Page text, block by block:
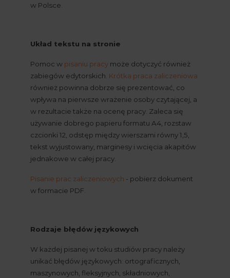
w Polsce.
Układ tekstu na stronie
Pomoc w pisaniu pracy może dotyczyć również
zabiegów edytorskich. Krótka praca zaliczeniowa
również powinna dobrze się prezentować, co
wpływa na pierwsze wrażenie osoby czytającej, a
w rezultacie także na ocenę pracy. Zaleca się
używanie dobrego papieru formatu A4, rozstaw
czcionki 12, odstęp między wierszami równy 1,5,
tekst wyjustowany, marginesy i wcięcia akapitów
jednakowe w całej pracy.
Pisanie prac zaliczeniowych - pobierz dokument
w formacie PDF.
Rodzaje błędów językowych
W każdej pisanej w toku studiów pracy należy
unikać błędów językowych: ortograficznych,
maszynowych, fleksyjnych, składniowych,